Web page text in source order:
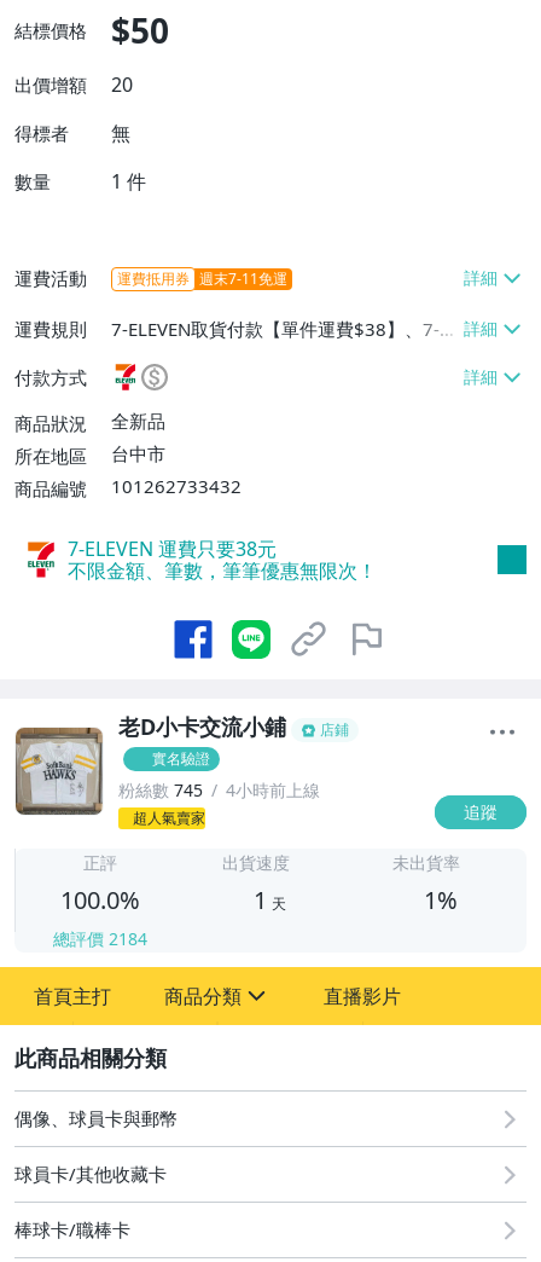
結標價格 $50
出價增額 20
得標者 無
數量 1 件
運費活動 運費抵用券 週末7-11免運
運費規則
7-ELEVEN取貨付款【單件運費$38】、7-EL
EVEN取貨不付款【單件運費$38】、宅配/
貨運【單件運費$60、消費滿$1000免運
費】、郵局掛號【單件運費$31、滿10件或
消費滿$700免運費】、低溫配送【單件運
付款方式
商品狀況
全新品
所在地區
台中市
商品編號
101262733432
7-ELEVEN 運費只要38元
不限金額、筆數，筆筆優惠無限次！
老D小卡交流小鋪
店鋪
實名驗證
粉絲數 745 4小時前上線
超人氣賣家 追蹤
正評
100.0%
總評價 2184
出貨速度
1 天
未出貨率
1%
首頁主打 商品分類
其它
直播影片
偶像、球員卡與郵幣
球員卡/其他收藏卡
棒球卡/職棒卡